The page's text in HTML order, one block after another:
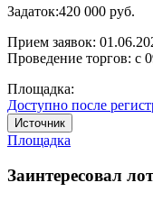
Задаток:420 000 руб.
Прием заявок:
Проведение торгов: с
Площадка:
Доступно после
Источник
Площадка
Заинтересовал